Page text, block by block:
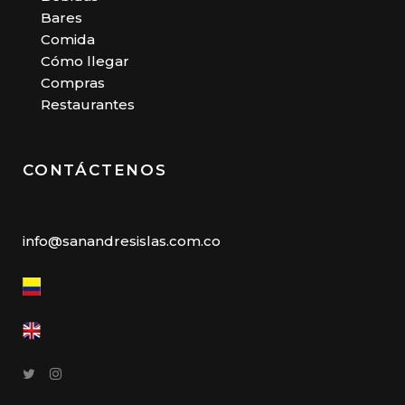
Bares
Comida
Cómo llegar
Compras
Restaurantes
CONTÁCTENOS
info@sanandresislas.com.co